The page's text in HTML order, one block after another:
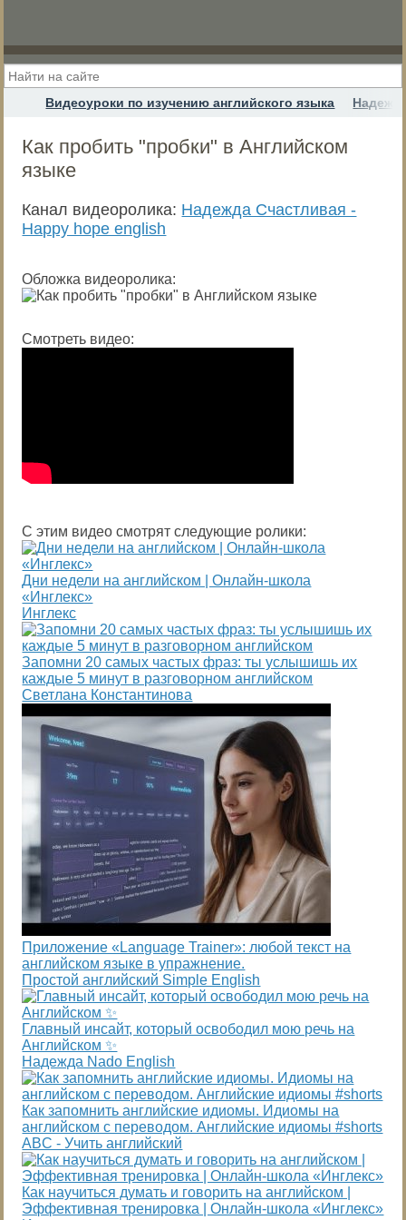
Видеоуроки по изучению английского языка
Как пробить "пробки" в Английском
языке
Канал видеоролика: Надежда Cчастливая -
Happy hope english
Обложка видеоролика:
Смотреть видео:
С этим видео смотрят следующие ролики:
Дни недели на английском | Онлайн-школа
«Инглекс»
Инглекс
Запомни 20 самых частых фраз: ты услышишь их
каждые 5 минут в разговорном английском
Светлана Константинова
Приложение «Language Trainer»: любой текст на
английском языке в упражнение.
Простой английский Simple English
Главный инсайт, который освободил мою речь на
Английском ✨
Надежда Nado English
Как запомнить английские идиомы. Идиомы на
английском с переводом. Английские идиомы #shorts
ABC - Учить английский
Как научиться думать и говорить на английском |
Эффективная тренировка | Онлайн-школа «Инглекс»